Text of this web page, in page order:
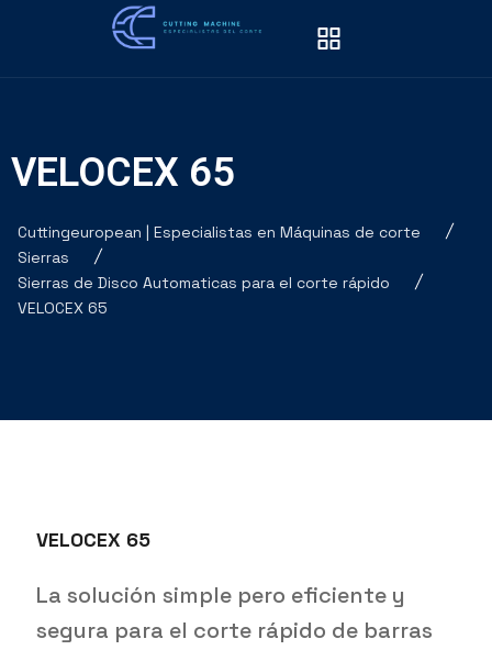
VELOCEX 65
Cuttingeuropean | Especialistas en Máquinas de corte
Sierras
Sierras de Disco Automaticas para el corte rápido
VELOCEX 65
VELOCEX 65
La solución simple pero eficiente y
segura para el corte rápido de barras